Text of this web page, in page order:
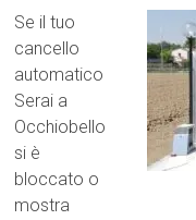
Se il tuo
cancello
automatico
Serai a
Occhiobello
si è
bloccato o
mostra